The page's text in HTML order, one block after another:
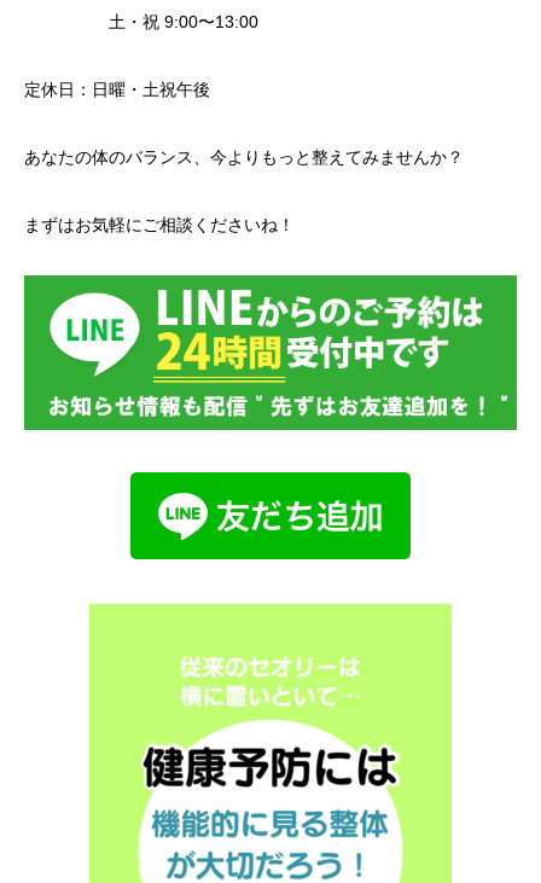
土・祝 9:00〜13:00
定休日：日曜・土祝午後
あなたの体のバランス、今よりもっと整えてみませんか？
まずはお気軽にご相談くださいね！